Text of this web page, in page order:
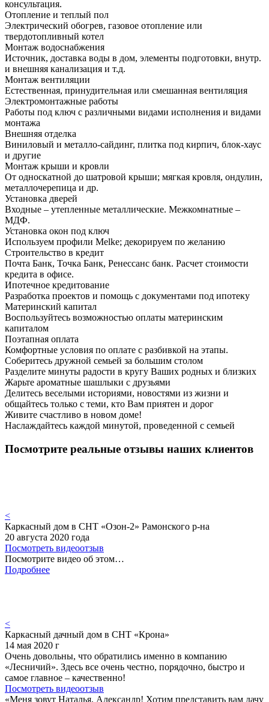
консультация.
Отопление и теплый пол
Электрический обогрев, газовое отопление или
твердотопливный котел
Монтаж водоснабжения
Источник, доставка воды в дом, элементы подготовки, внутр.
и внешняя канализация и т.д.
Монтаж вентиляции
Естественная, принудительная или смешанная вентиляция
Электромонтажные работы
Работы под ключ с различными видами исполнения и видами
монтажа
Внешняя отделка
Виниловый и металло-сайдинг, плитка под кирпич, блок-хаус
и другие
Монтаж крыши и кровли
От односкатной до шатровой крыши; мягкая кровля, ондулин,
металлочерепица и др.
Установка дверей
Входные – утепленные металлические. Межкомнатные –
МДФ.
Установка окон под ключ
Используем профили Melke; декорируем по желанию
Строительство в кредит
Почта Банк, Точка Банк, Ренессанс банк. Расчет стоимости
кредита в офисе.
Ипотечное кредитование
Разработка проектов и помощь с документами под ипотеку
Материнский капитал
Воспользуйтесь возможностью оплаты материнским
капиталом
Поэтапная оплата
Комфортные условия по оплате с разбивкой на этапы.
Соберитесь дружной семьей за большим столом
Разделите минуты радости в кругу Ваших родных и близких
Жарьте ароматные шашлыки с друзьями
Делитесь веселыми историями, новостями из жизни и
общайтесь только с теми, кто Вам приятен и дорог
Живите счастливо в новом доме!
Наслаждайтесь каждой минутой, проведенной с семьей
Посмотрите реальные отзывы наших клиентов
<
Каркасный дом в СНТ «Озон-2» Рамонского р-на
20 августа 2020 года
Посмотреть видеоотзыв
Посмотрите видео об этом…
Подробнее
<
Каркасный дачный дом в СНТ «Крона»
14 мая 2020 г
Очень довольны, что обратились именно в компанию
«Лесничий». Здесь все очень честно, порядочно, быстро и
самое главное – качественно!
Посмотреть видеоотзыв
«Меня зовут Наталья, Александр! Хотим представить вам дачу